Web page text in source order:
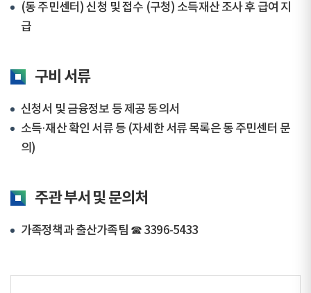
(동 주민센터) 신청 및 접수 (구청) 소득재산 조사 후 급여 지
급
구비 서류
신청서 및 금융정보 등 제공 동의서
소득·재산 확인 서류 등 (자세한 서류 목록은 동 주민센터 문
의)
주관 부서 및 문의처
가족정책과 출산가족팀 ☎ 3396-5433